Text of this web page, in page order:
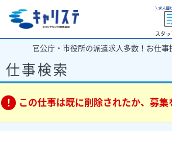
スタ
官公庁・市役所の派遣求人多数！お仕事
仕事検索
この仕事は既に削除されたか、募集